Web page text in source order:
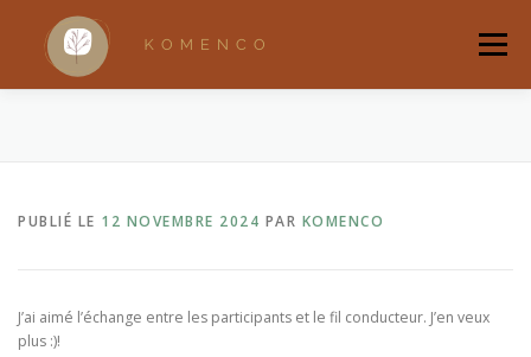
contenu
Menu
RANDONNÉES BRUXELLOISES RITUELS
QUI SUIS-JE ? BOUTIQUE
PUBLIÉ LE 12 NOVEMBRE 2024 PAR KOMENCO
J’ai aimé l’échange entre les participants et le fil conducteur. J’en veux
plus :)!